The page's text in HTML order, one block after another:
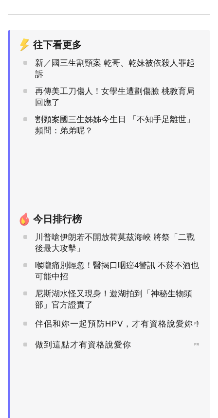
往下看更多
新／國三生割頸案 乾哥、乾妹被依殺人罪起
訴
再傳美工刀傷人！女學生遭劃傷臉 桃教育局
回應了
割頸案國三生姊姊今生日 「不知手足離世」
頻問：弟弟呢？
今日排行榜
川普嗆伊朗若不開放荷莫茲海峽 將祭「二戰
後最大攻擊」
喉嚨痛別輕忽！醫揭口咽癌4警訊 不菸不酒也
可能中招
尼斯湖水怪又現身！遊湖拍到「神秘生物頭
部」官方證實了
伴侶和妳一起預防HPV，才有資格說愛妳！
PR
做到這點才有資格說愛你 PR